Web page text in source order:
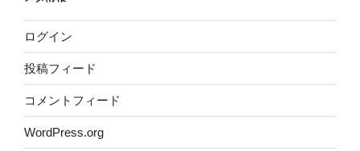
ログイン
投稿フィード
コメントフィード
WordPress.org